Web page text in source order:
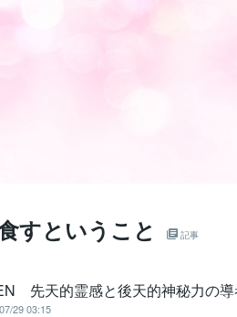
すということ 記事
先天的霊感と後天的神秘力の
29 03:15